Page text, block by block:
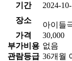
기간
2024-
장소
아이들
가격
30,000
부가비용 없음
관람등급 36개월